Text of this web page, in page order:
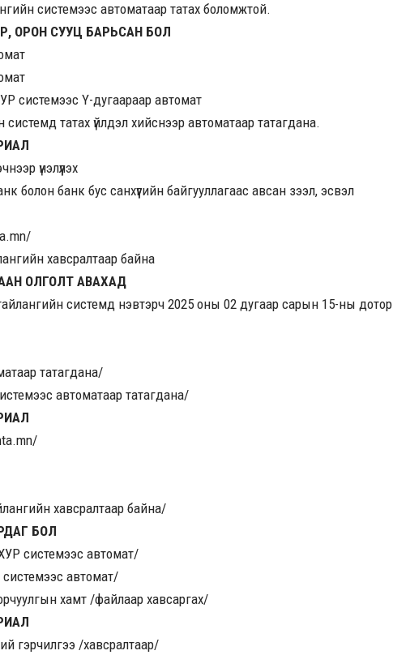
системээс автоматаар татах боломжтой.
ОРОН СУУЦ БАРЬСАН БОЛ
системээс Ү-дугаараар автомат
татах үйлдэл хийснээр автоматаар татагдана.
үнэлүүлэх
болон банк бус санхүүгийн байгууллагаас авсан зээл, эсвэл
хавсралтаар байна
ОЛГОЛТ АВАХАД
системд нэвтэрч 2025 оны 02 дугаар сарын 15-ны дотор
татагдана/
автоматаар татагдана/
хавсралтаар байна/
БОЛ
системээс автомат/
автомат/
хамт /файлаар хавсаргах/
гэрчилгээ /хавсралтаар/